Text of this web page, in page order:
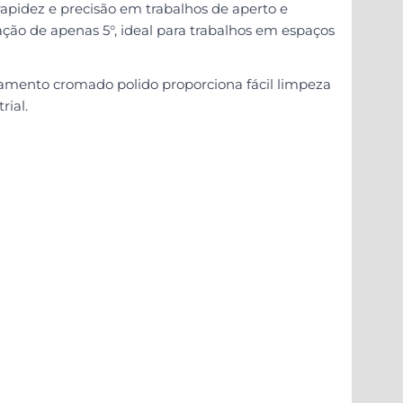
e precisão em trabalhos de aperto e
de apenas 5°, ideal para trabalhos em espaços
cromado polido proporciona fácil limpeza